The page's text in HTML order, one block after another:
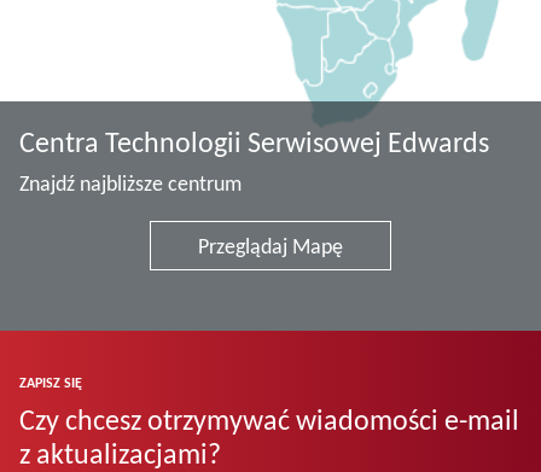
Centra Technologii Serwisowej Edwards
Znajdź najbliższe centrum
Przeglądaj Mapę
ZAPISZ SIĘ
Czy chcesz otrzymywać wiadomości e-mail
z aktualizacjami?